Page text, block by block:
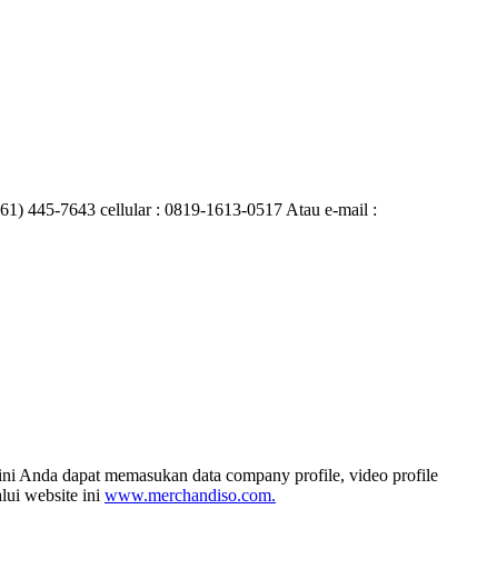
445-7643 cellular : 0819-1613-0517 Atau e-mail :
Anda dapat memasukan data company profile, video profile
website ini www.merchandiso.com.